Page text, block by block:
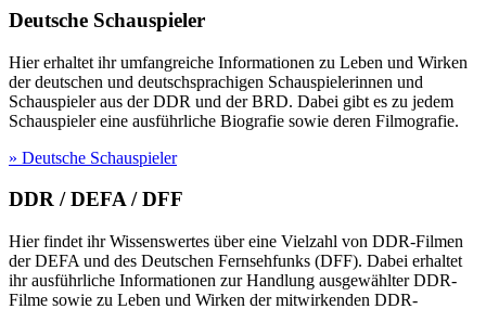
Deutsche Schauspieler
Hier erhaltet ihr umfangreiche Informationen zu Leben und Wirken
der deutschen und deutschsprachigen Schauspielerinnen und
Schauspieler aus der DDR und der BRD. Dabei gibt es zu jedem
Schauspieler eine ausführliche Biografie sowie deren Filmografie.
» Deutsche Schauspieler
DDR / DEFA / DFF
Hier findet ihr Wissenswertes über eine Vielzahl von DDR-Filmen
der DEFA und des Deutschen Fernsehfunks (DFF). Dabei erhaltet
ihr ausführliche Informationen zur Handlung ausgewählter DDR-
Filme sowie zu Leben und Wirken der mitwirkenden DDR-